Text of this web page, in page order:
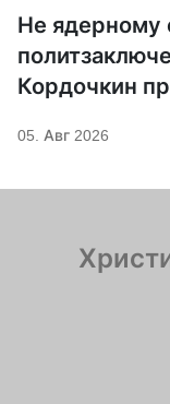
Не
Кордочкин
Саровского
05. Авг 2026